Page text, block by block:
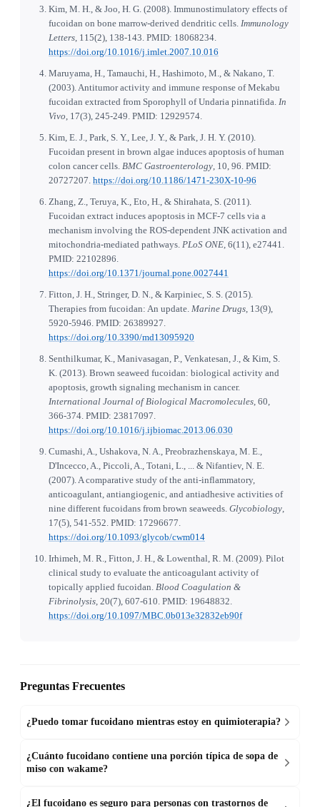
Kim, M. H., & Joo, H. G. (2008). Immunostimulatory effects of
fucoidan on bone marrow-derived dendritic cells. Immunology
Letters, 115(2), 138-143. PMID: 18068234.
https://doi.org/10.1016/j.imlet.2007.10.016
Maruyama, H., Tamauchi, H., Hashimoto, M., & Nakano, T.
(2003). Antitumor activity and immune response of Mekabu
fucoidan extracted from Sporophyll of Undaria pinnatifida. In
Vivo, 17(3), 245-249. PMID: 12929574.
Kim, E. J., Park, S. Y., Lee, J. Y., & Park, J. H. Y. (2010).
Fucoidan present in brown algae induces apoptosis of human
colon cancer cells. BMC Gastroenterology, 10, 96. PMID:
20727207. https://doi.org/10.1186/1471-230X-10-96
Zhang, Z., Teruya, K., Eto, H., & Shirahata, S. (2011).
Fucoidan extract induces apoptosis in MCF-7 cells via a
mechanism involving the ROS-dependent JNK activation and
mitochondria-mediated pathways. PLoS ONE, 6(11), e27441.
PMID: 22102896.
https://doi.org/10.1371/journal.pone.0027441
Fitton, J. H., Stringer, D. N., & Karpiniec, S. S. (2015).
Therapies from fucoidan: An update. Marine Drugs, 13(9),
5920-5946. PMID: 26389927.
https://doi.org/10.3390/md13095920
Senthilkumar, K., Manivasagan, P., Venkatesan, J., & Kim, S.
K. (2013). Brown seaweed fucoidan: biological activity and
apoptosis, growth signaling mechanism in cancer.
International Journal of Biological Macromolecules, 60,
366-374. PMID: 23817097.
https://doi.org/10.1016/j.ijbiomac.2013.06.030
Cumashi, A., Ushakova, N. A., Preobrazhenskaya, M. E.,
D'Incecco, A., Piccoli, A., Totani, L., ... & Nifantiev, N. E.
(2007). A comparative study of the anti-inflammatory,
anticoagulant, antiangiogenic, and antiadhesive activities of
nine different fucoidans from brown seaweeds. Glycobiology,
17(5), 541-552. PMID: 17296677.
https://doi.org/10.1093/glycob/cwm014
Irhimeh, M. R., Fitton, J. H., & Lowenthal, R. M. (2009). Pilot
clinical study to evaluate the anticoagulant activity of
topically applied fucoidan. Blood Coagulation &
Fibrinolysis, 20(7), 607-610. PMID: 19648832.
https://doi.org/10.1097/MBC.0b013e32832eb90f
Preguntas Frecuentes
¿Puedo tomar fucoidano mientras estoy en quimioterapia?
¿Cuánto fucoidano contiene una porción típica de sopa de
miso con wakame?
¿El fucoidano es seguro para personas con trastornos de